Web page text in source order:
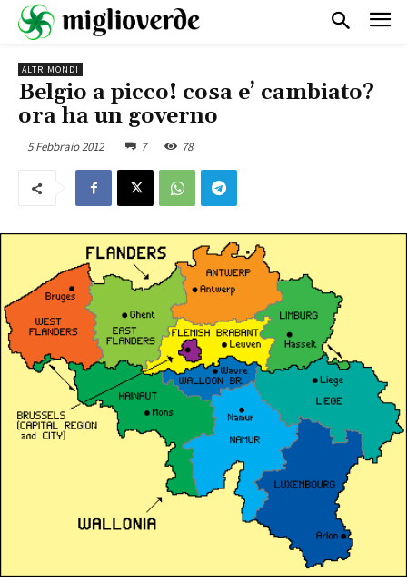
ALTRIMONDI
Belgio a picco! cosa e’ cambiato?
ora ha un governo
5 Febbraio 2012 7 78